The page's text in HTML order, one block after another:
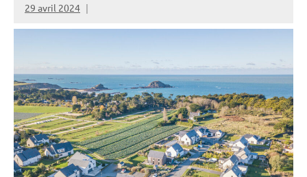
29 avril 2024
Rédaction
JRS